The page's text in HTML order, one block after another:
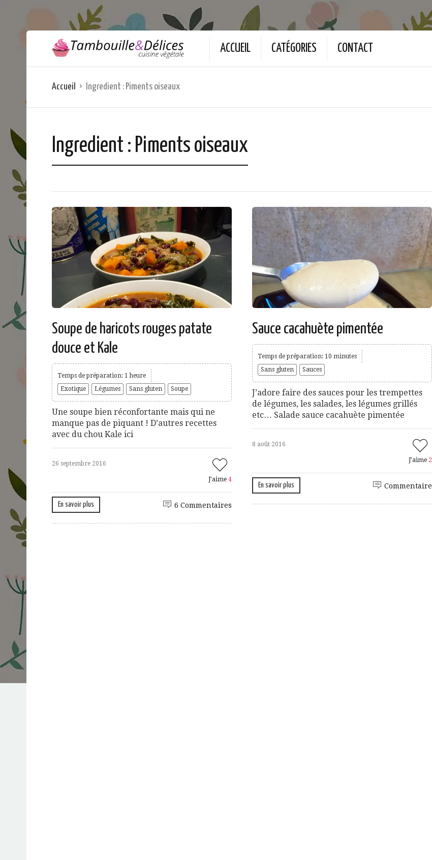
ACCUEIL CATÉGORIES CONTACT
Accueil Ingredient : Piments oiseaux
Ingredient : Piments oiseaux
Soupe de haricots rouges patate
douce et Kale
Temps de préparation: 1 heure
Exotique
Légumes Sans gluten Soupe
Une soupe bien réconfortante mais qui ne
manque pas de piquant ! D’autres recettes
avec du chou Kale ici
26 septembre 2016
J'aime 4
En savoir plus 6 Commentaires
Sauce cacahuète pimentée
Temps de préparation: 10 minutes
Sans gluten
Sauces
J’adore faire des sauces pour les trempettes
de légumes, les salades, les légumes grillés
etc… Salade sauce cacahuète pimentée
8 août 2016
J'aime 2
En savoir plus Commentaire